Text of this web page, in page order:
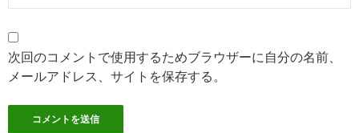
次回のコメントで使用するためブラウザーに自分の名前、
メールアドレス、サイトを保存する。